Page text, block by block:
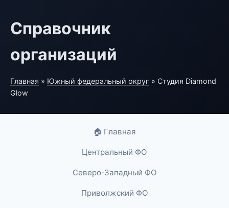
Справочник
организаций
Главная » Южный федеральный округ » Студия Diamond
Glow
🏠 Главная
Центральный ФО
Северо-Западный ФО
Приволжский ФО